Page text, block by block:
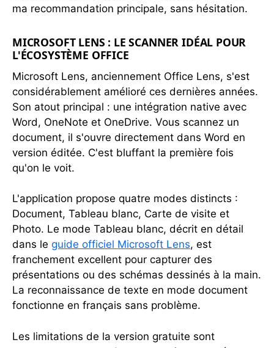
ma recommandation principale, sans hésitation.
MICROSOFT LENS : LE SCANNER IDÉAL POUR
L'ÉCOSYSTÈME OFFICE
Microsoft Lens, anciennement Office Lens, s'est
considérablement amélioré ces dernières années.
Son atout principal : une intégration native avec
Word, OneNote et OneDrive. Vous scannez un
document, il s'ouvre directement dans Word en
version éditée. C'est bluffant la première fois
qu'on le voit.
L'application propose quatre modes distincts :
Document, Tableau blanc, Carte de visite et
Photo. Le mode Tableau blanc, décrit en détail
dans le guide officiel Microsoft Lens, est
franchement excellent pour capturer des
présentations ou des schémas dessinés à la main.
La reconnaissance de texte en mode document
fonctionne en français sans problème.
Les limitations de la version gratuite sont